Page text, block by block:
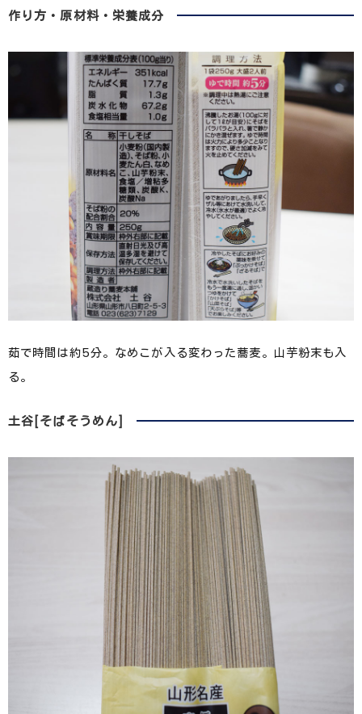
作り方・原材料・栄養成分
茹で時間は約5分。なめこが入る変わった蕎麦。山芋粉末も入
る。
土谷[そばそうめん]